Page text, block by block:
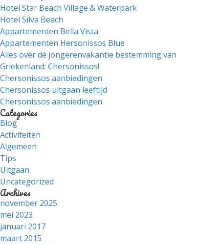
Hotel Star Beach Village & Waterpark
Hotel Silva Beach
Appartementen Bella Vista
Appartementen Hersonissos Blue
Alles over dé jongerenvakantie bestemming van
Griekenland: Chersonissos!
Chersonissos aanbiedingen
Chersonissos uitgaan leeftijd
Chersonissos aanbiedingen
Categories
Blog
Activiteiten
Algemeen
Tips
Uitgaan
Uncategorized
Archives
november 2025
mei 2023
januari 2017
maart 2015